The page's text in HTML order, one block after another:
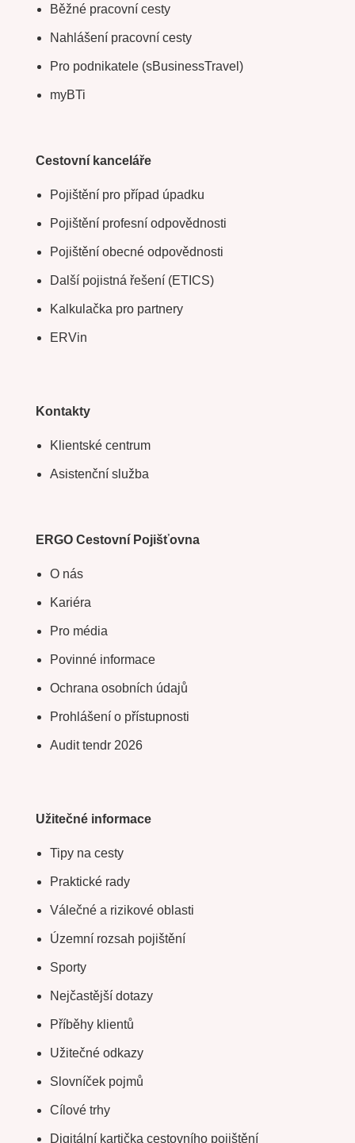
Běžné pracovní cesty
Nahlášení pracovní cesty
Pro podnikatele (sBusinessTravel)
myBTi
Cestovní kanceláře
Pojištění pro případ úpadku
Pojištění profesní odpovědnosti
Pojištění obecné odpovědnosti
Další pojistná řešení (ETICS)
Kalkulačka pro partnery
ERVin
Kontakty
Klientské centrum
Asistenční služba
ERGO Cestovní Pojišťovna
O nás
Kariéra
Pro média
Povinné informace
Ochrana osobních údajů
Prohlášení o přístupnosti
Audit tendr 2026
Užitečné informace
Tipy na cesty
Praktické rady
Válečné a rizikové oblasti
Územní rozsah pojištění
Sporty
Nejčastější dotazy
Příběhy klientů
Užitečné odkazy
Slovníček pojmů
Cílové trhy
Digitální kartička cestovního pojištění